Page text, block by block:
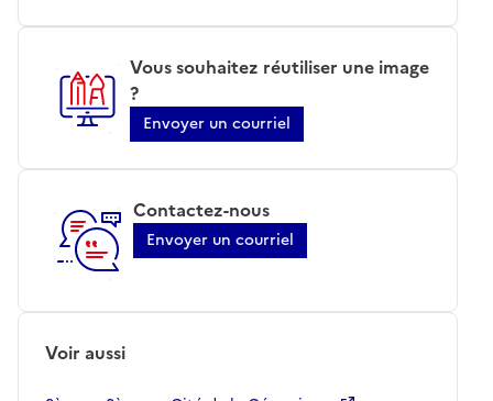
Vous souhaitez réutiliser une image
?
Envoyer un courriel
Contactez-nous
Envoyer un courriel
Voir aussi